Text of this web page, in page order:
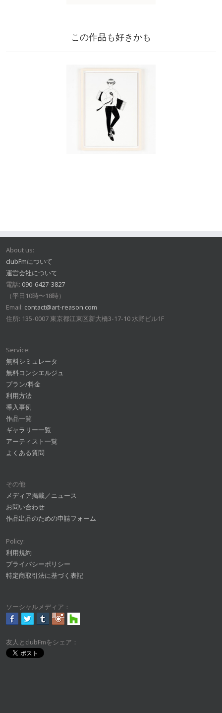
この作品も好きかも
About us:
clubFmについて
運営会社について
電話: 090-6427-3827
（平日10時〜18時）
Email: contact@art-reason.com
住所: 135-0007 東京都江東区新大橋3-17-10 水野ビル1F
Service:
無料シミュレータ
無料コンシエルジュ
プラン/料金
利用方法
導入事例
作品一覧
ギャラリー一覧
アーティスト一覧
よくある質問
その他:
メディア掲載／ニュース
お問い合わせ
作品出品のための申請フォーム
Policy:
利用規約
プライバシーポリシー
特定商取引法に基づく表記
ソーシャルメディア：
友人とclubFmをシェア：